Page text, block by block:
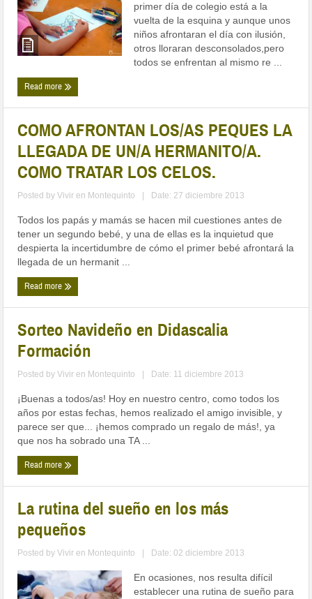
primer día de colegio está a la
vuelta de la esquina y aunque unos
niños afrontaran el día con ilusión,
otros lloraran desconsolados,pero
todos se enfrentan al mismo re ...
Read more
COMO AFRONTAN LOS/AS PEQUES LA
LLEGADA DE UN/A HERMANITO/A.
COMO TRATAR LOS CELOS.
Posted byVivir en Montequinto Date: 27 diciembre 2013
Todos los papás y mamás se hacen mil cuestiones antes de
tener un segundo bebé, y una de ellas es la inquietud que
despierta la incertidumbre de cómo el primer bebé afrontará la
llegada de un hermanit ...
Read more
Sorteo Navideño en Didascalia
Formación
Posted byVivir en Montequinto Date: 11 diciembre 2013
¡Buenas a todos/as! Hoy en nuestro centro, como todos los
años por estas fechas, hemos realizado el amigo invisible, y
parece ser que... ¡hemos comprado un regalo de más!, ya
que nos ha sobrado una TA ...
Read more
La rutina del sueño en los más
pequeños
Posted byVivir en Montequinto Date: 02 diciembre 2013
En ocasiones, nos resulta difícil
establecer una rutina de sueño para